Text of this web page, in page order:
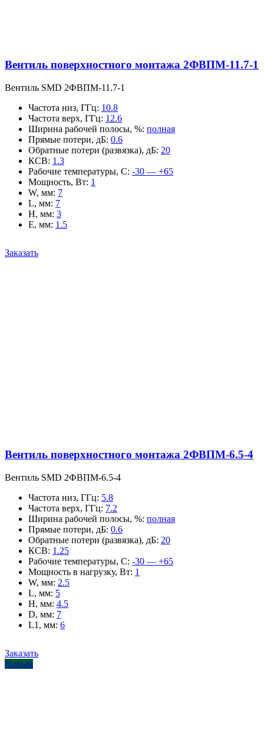
Вентиль поверхностного монтажа 2ФВПМ-11.7-1
Вентиль SMD 2ФВПМ-11.7-1
Частота низ, ГГц: 10.8
Частота верх, ГГц: 12.6
Ширина рабочей полосы, %: полная
Прямые потери, дБ: 0.6
Обратные потери (развязка), дБ: 20
КСВ: 1.3
Рабочие температуры, С: -30 — +65
Мощность, Вт: 1
W, мм: 7
L, мм: 7
H, мм: 3
E, мм: 1.5
Заказать
Вентиль поверхностного монтажа 2ФВПМ-6.5-4
Вентиль SMD 2ФВПМ-6.5-4
Частота низ, ГГц: 5.8
Частота верх, ГГц: 7.2
Ширина рабочей полосы, %: полная
Прямые потери, дБ: 0.6
Обратные потери (развязка), дБ: 20
КСВ: 1.25
Рабочие температуры, С: -30 — +65
Мощность в нагрузку, Вт: 1
W, мм: 2.5
L, мм: 5
H, мм: 4.5
D, мм: 7
L1, мм: 6
Заказать
Новый